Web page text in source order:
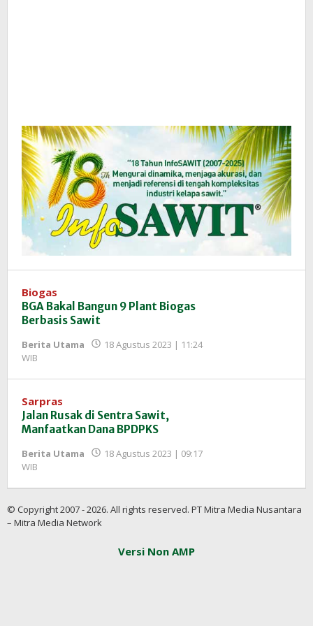
Biogas
BGA Bakal Bangun 9 Plant Biogas
Berbasis Sawit
Berita Utama
18 Agustus 2023 | 11:24
WIB
InfoSAWIT
Sarpras
Jalan Rusak di Sentra Sawit,
Manfaatkan Dana BPDPKS
Berita Utama
18 Agustus 2023 | 09:17
WIB
InfoSAWIT
© Copyright 2007 - 2026. All rights reserved. PT Mitra Media Nusantara
– Mitra Media Network
Versi Non AMP